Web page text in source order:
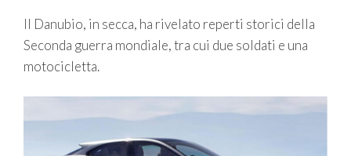
Il Danubio, in secca, ha rivelato reperti storici della
Seconda guerra mondiale, tra cui due soldati e una
motocicletta.